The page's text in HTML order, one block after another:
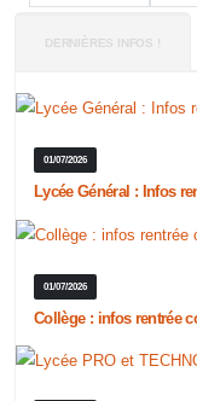
DERNIÈRES INFOS !
01/07/2026
Lycée Général : Infos
01/07/2026
Collège : infos rentrée